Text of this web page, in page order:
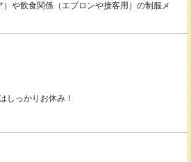
）や飲食関係（エプロンや接客用）の制服メ
っかりお休み！